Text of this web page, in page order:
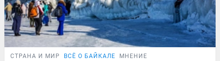
СТРАНА И МИР ВСЁ О БАЙКАЛЕ МНЕНИЕ